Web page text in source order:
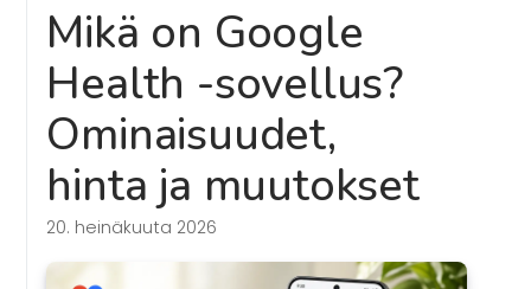
Mikä on Google
Health -sovellus?
Ominaisuudet,
hinta ja muutokset
20. heinäkuuta 2026